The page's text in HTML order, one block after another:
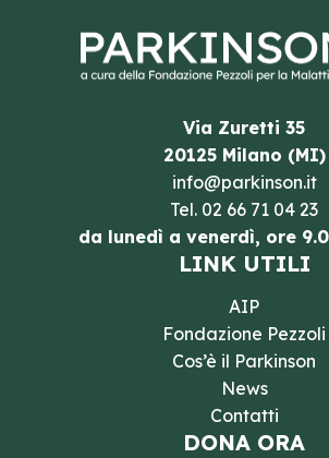
Via Zuretti 35
20125 Milano (MI)
info@parkinson.it
Tel. 02 66 71 04 23
da lunedì a venerdì, ore
LINK UTILI
AIP
Fondazione Pezzoli
Cos’è il Parkinson
News
Contatti
DONA ORA